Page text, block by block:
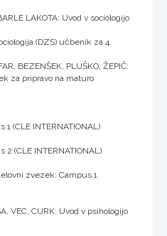
LAKOTA: Uvod v sociologijo
(DZS) učbenik za 4.
BEZENŠEK, PLUŠKO, ŽEPIČ:
za pripravo na maturo
1 (CLE INTERNATIONAL)
2 (CLE INTERNATIONAL)
zvezek: Campus 1
VEC, CURK: Uvod v psihologijo